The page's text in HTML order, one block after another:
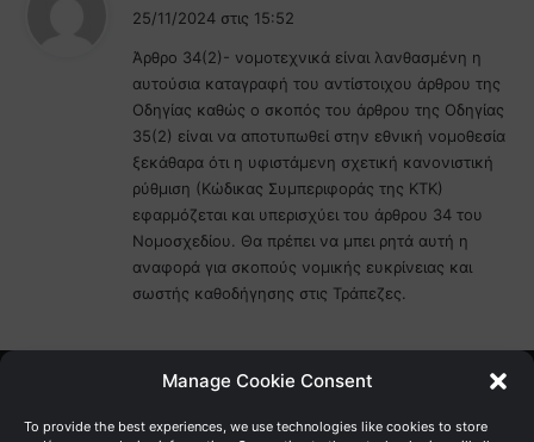
Manage Cookie Consent
To provide the best experiences, we use technologies like cookies to store
ι
:
25/11/2024 στις 15:52
Άρθρο 34(2)- νομοτεχνικά είναι λανθασμένη η
αυτούσια καταγραφή του αντίστοιχου άρθρου της
Οδηγίας καθώς ο σκοπός του άρθρου της Οδηγίας
35(2) είναι να αποτυπωθεί στην εθνική νομοθεσία
ξεκάθαρα ότι η υφιστάμενη σχετική κανονιστική
ρύθμιση (Κώδικας Συμπεριφοράς της ΚΤΚ)
εφαρμόζεται και υπερισχύει του άρθρου 34 του
Νομοσχεδίου. Θα πρέπει να μπει ρητά αυτή η
αναφορά για σκοπούς νομικής ευκρίνειας και
σωστής καθοδήγησης στις Τράπεζες.
Γενική Διεύθυνση Ανάπτυξης